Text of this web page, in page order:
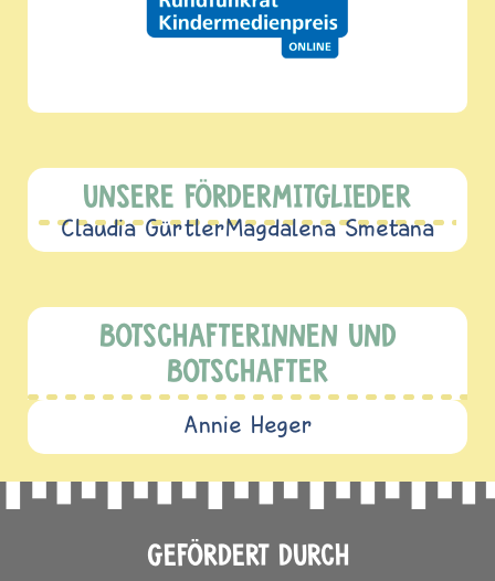
UNSERE FÖRDERMITGLIEDER
Claudia GürtlerMagdalena Smetana
BOTSCHAFTERINNEN UND
BOTSCHAFTER
Annie Heger
GEFÖRDERT DURCH